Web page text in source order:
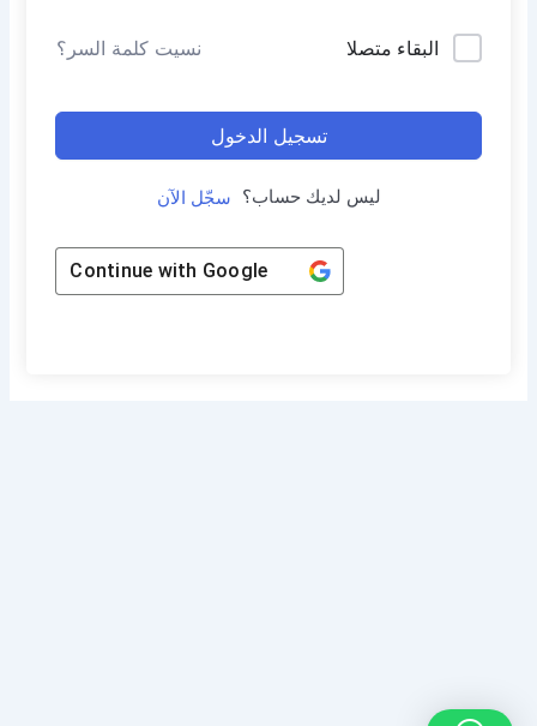
البقاء متصلا نسيت كلمة السر؟
تسجيل الدخول
ليس لديك حساب؟ سجّل الآن
Continue with Google